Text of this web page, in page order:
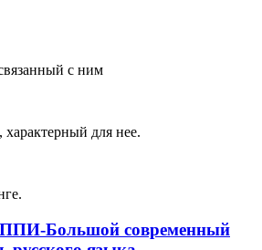
с ним
для нее.
Большой современный